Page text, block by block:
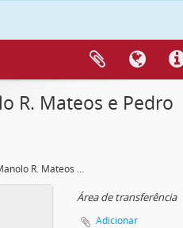
R. Mateos e Pedro
Correspondência de Manolo R. Mateos e Pedro Enrique Polo Soltero
Área de transferência
Adicionar